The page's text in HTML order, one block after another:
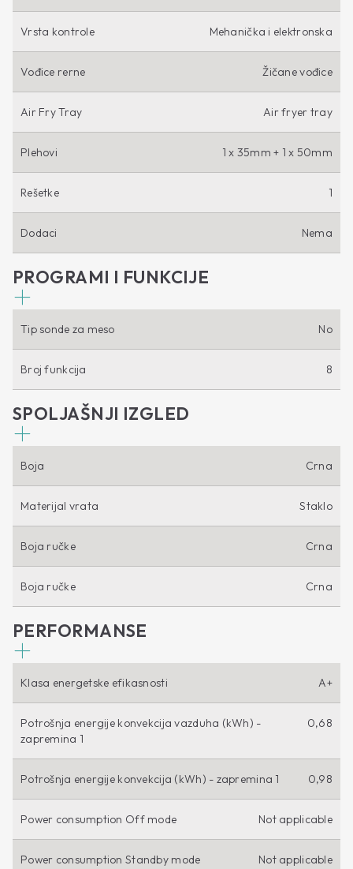
Vrsta kontrole Mehanička i elektronska
Vođice rerne Žičane vođice
Air Fry Tray Air fryer tray
Plehovi 1 x 35mm + 1 x 50mm
Rešetke 1
Dodaci Nema
PROGRAMI I FUNKCIJE
Tip sonde za meso No
Broj funkcija 8
SPOLJAŠNJI IZGLED
Boja Crna
Materijal vrata Staklo
Boja ručke Crna
Boja ručke Crna
PERFORMANSE
Klasa energetske efikasnosti A+
Potrošnja energije konvekcija vazduha (kWh) -
zapremina 1
0,68
Potrošnja energije konvekcija (kWh) - zapremina 1 0,98
Power consumption Off mode Not applicable
Power consumption Standby mode Not applicable